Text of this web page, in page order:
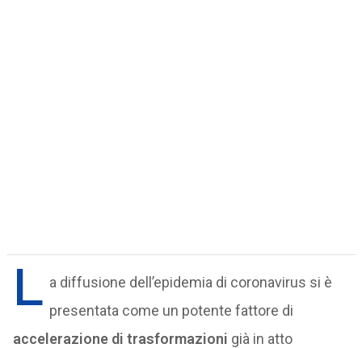
L a diffusione dell’epidemia di coronavirus si è
presentata come un potente fattore di
accelerazione di trasformazioni già in atto